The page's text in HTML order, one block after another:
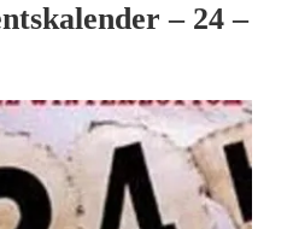
– 24 –